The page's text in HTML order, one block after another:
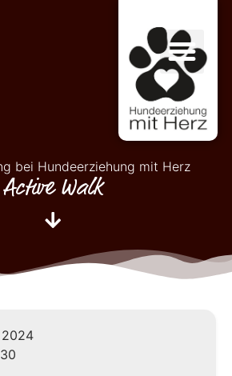
bei Hundeerziehung mit Herz
Active Walk
2024